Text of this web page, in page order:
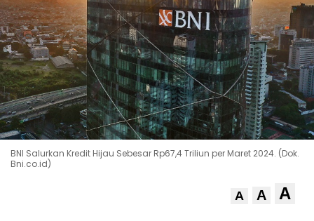
BNI Salurkan Kredit Hijau Sebesar Rp67,4 Triliun per Maret 2024. (Dok.
Bni.co.id)
A A A